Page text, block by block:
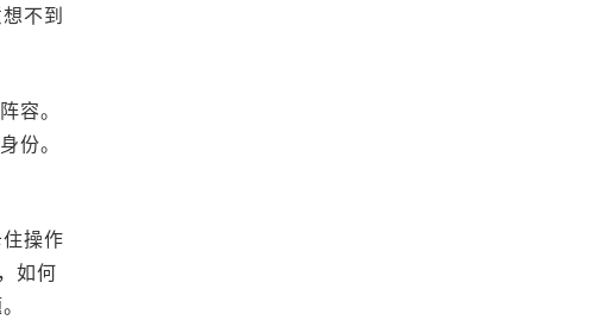
不到
容。
份。
操作
如何